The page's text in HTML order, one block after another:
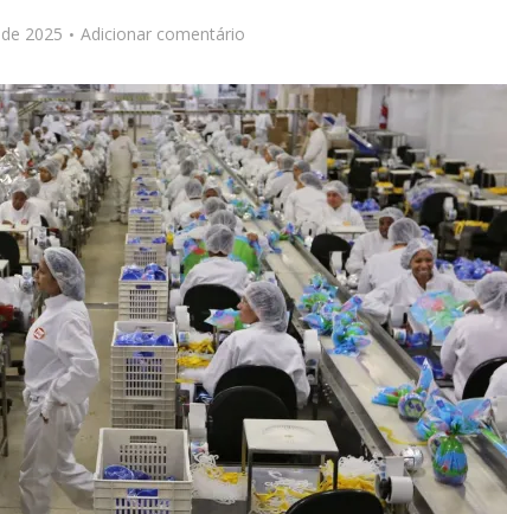
2025 Adicionar comentário